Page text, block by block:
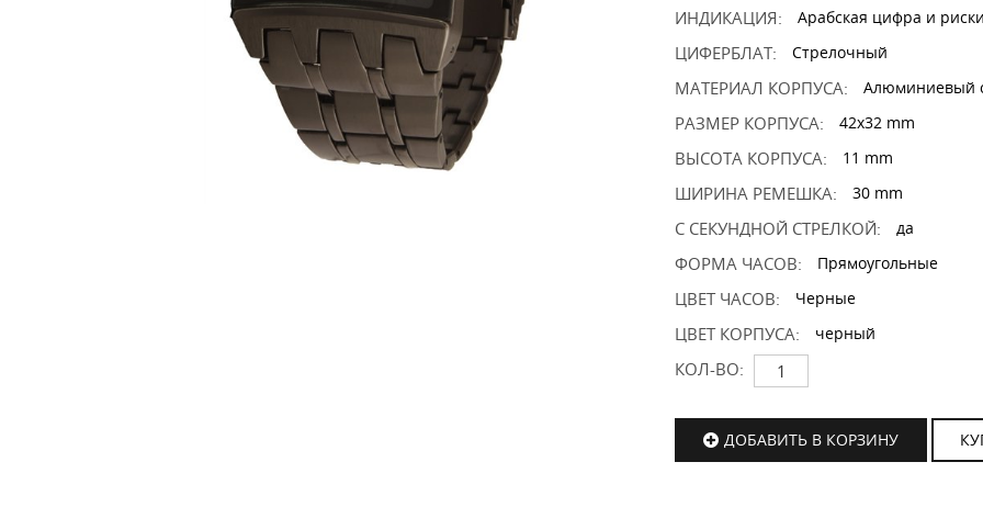
ЧАСЫ
ИНДИКАЦИЯ: Арабская цифра и риски
ЦИФЕРБЛАТ: Стрелочный
МАТЕРИАЛ КОРПУСА: Алюминиевый
РАЗМЕР КОРПУСА: 42x32 mm
ВЫСОТА КОРПУСА: 11 mm
ШИРИНА РЕМЕШКА: 30 mm
С СЕКУНДНОЙ СТРЕЛКОЙ: да
ФОРМА ЧАСОВ: Прямоугольные
ЦВЕТ ЧАСОВ: Черные
ЦВЕТ КОРПУСА: черный
КОЛ-ВО:
ДОБАВИТЬ В КОРЗИНУ